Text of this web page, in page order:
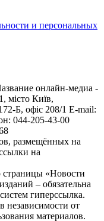
и персональных
онлайн-медиа -
місто Київ,
Б, офіс 208/1 E-mail:
044-205-43-00
размещённых на
на
страницы «Новости
– обязательна
гиперссылка.
независимости от
материалов.